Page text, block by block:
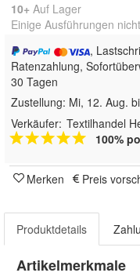
10+ Auf Lager
Einige Ausführungen
,
Ratenzahlung,
30 Tagen
Zustellung: Mi, 12. Aug.
Verkäufer: Textilhandel
100%
Merken Preis
Produktdetails
Artikelmerkmale